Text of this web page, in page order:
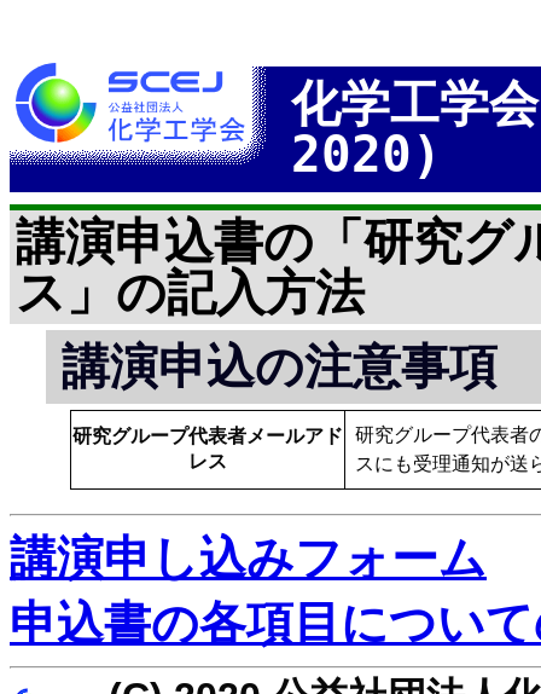
化学工学
2020)
講演申込書の「研究グ
ス」の記入方法
講演申込の注意事項
研究グループ代表者メールアド
レス
研究グループ代表者
スにも受理通知が送
講演申し込みフォーム
申込書の各項目につい